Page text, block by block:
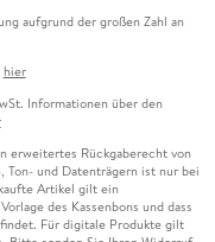
aufgrund der großen Zahl an
hier
Informationen über den
erweitertes Rückgaberecht von
Ton- und Datenträgern ist nur bei
Artikel gilt ein
des Kassenbons und dass
Für digitale Produkte gilt